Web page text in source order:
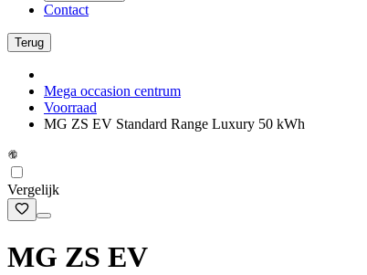
Contact
Terug
Mega occasion centrum
Voorraad
MG ZS EV Standard Range Luxury 50 kWh
Vergelijk
MG ZS EV